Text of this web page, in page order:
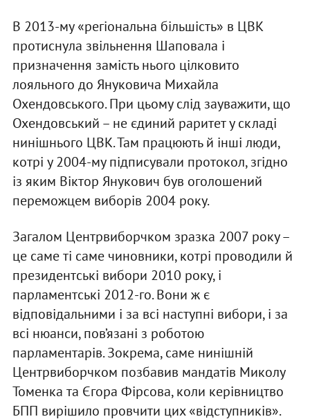
В 2013-му «регіональна більшість» в ЦВК
протиснула звільнення Шаповала і
призначення замість нього цілковито
лояльного до Януковича Михайла
Охендовського. При цьому слід зауважити, що
Охендовський – не єдиний раритет у складі
нинішнього ЦВК. Там працюють й інші люди,
котрі у 2004-му підписували протокол, згідно
із яким Віктор Янукович був оголошений
переможцем виборів 2004 року.
Загалом Центрвиборчком зразка 2007 року –
це саме ті саме чиновники, котрі проводили й
президентські вибори 2010 року, і
парламентські 2012-го. Вони ж є
відповідальними і за всі наступні вибори, і за
всі нюанси, пов’язані з роботою
парламентарів. Зокрема, саме нинішній
Центрвиборчком позбавив мандатів Миколу
Томенка та Єгора Фірсова, коли керівництво
БПП вирішило провчити цих «відступників».